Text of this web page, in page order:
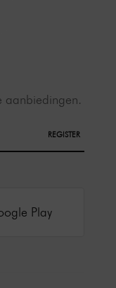
aanbiedingen.
REGISTER
Play